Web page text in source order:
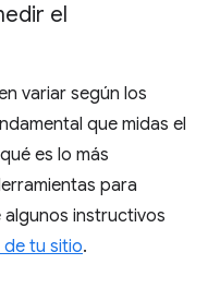
el
variar según los
que midas el
es lo más
para
instructivos
tu sitio.